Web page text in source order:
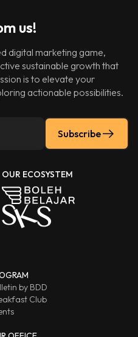
us!
digital marketing game,
sustainable growth that
is to elevate your
actionable possibilities.
Subscribe
OUR ECOSYSTEM
by BDD
Club